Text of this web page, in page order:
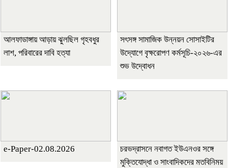
আলফাডাঙ্গায় আড়ায় ঝুলছিল গৃহবধুর
লাশ, পরিবারের দাবি হত্যা
সৎসঙ্গ সামাজিক উন্নয়ন সোসাইটির
উদ্যোগে বৃক্ষরোপণ কর্মসূচি-২০২৬-এর
শুভ উদ্বোধন
e-Paper-02.08.2026
চরভদ্রাসনে নবাগত ইউএনওর সঙ্গে
মুক্তিযোদ্ধা ও সাংবাদিকদের মতবিনিময়